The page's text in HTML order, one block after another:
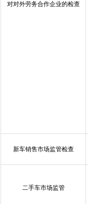
对对外劳务合作企业的检查
新车销售市场监管检查
二手车市场监管